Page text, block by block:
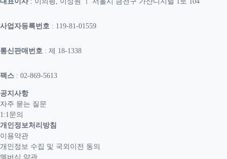
사업자등록번호 : 119-81-01559
통신판매번호 : 제 18-1338
팩스 : 02-869-5613
공지사항
자주 묻는 질문
1:1문의
개인정보처리방침
이용약관
개인정보 수집 및 국외이전 동의
멤버십 약관